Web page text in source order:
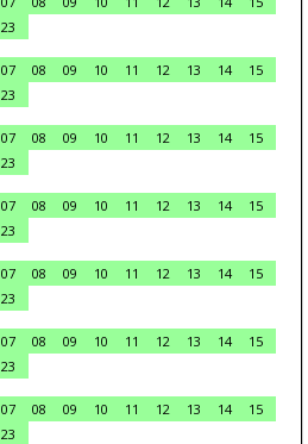
23
07 08 09 10 11 12 13 14
15
23
07 08 09 10 11 12 13 14
15
23
07 08 09 10 11 12 13 14
15
23
07 08 09 10 11 12 13 14
15
23
07 08 09 10 11 12 13 14
15
23
07 08 09 10 11 12 13 14
15
23